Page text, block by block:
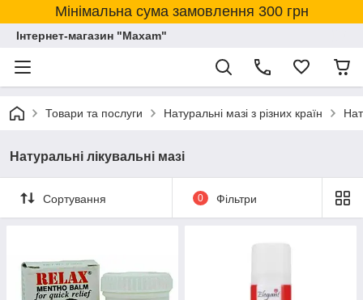
Мінімальна сума замовлення 300 грн
Інтернет-магазин "Maxam"
Товари та послуги Натуральні мазі з різних країн
Натуральні лікувальні мазі
Сортування 0 Фільтри